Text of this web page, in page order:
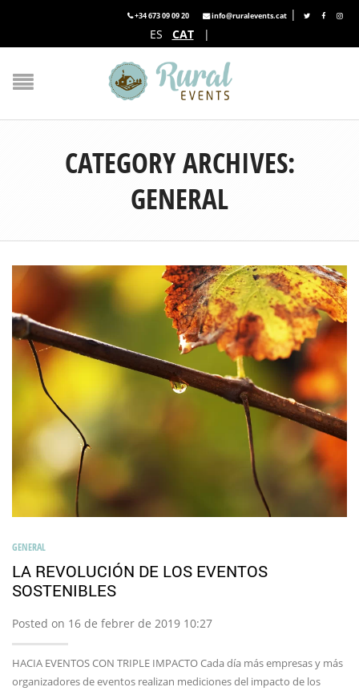
+34 673 09 09 20 info@ruralevents.cat |
ES
CAT |
CATEGORY ARCHIVES:
GENERAL
GENERAL
LA REVOLUCIÓN DE LOS EVENTOS
SOSTENIBLES
Posted on 16 de febrer de 2019 10:27
HACIA EVENTOS CON TRIPLE IMPACTO Cada día más empresas y más
organizadores de eventos realizan mediciones del impacto de los